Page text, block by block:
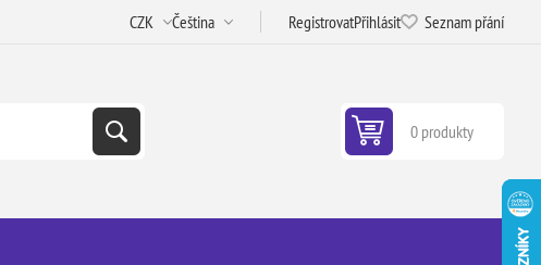
RegistrovatPřihlásit Seznam přání
0 produkty